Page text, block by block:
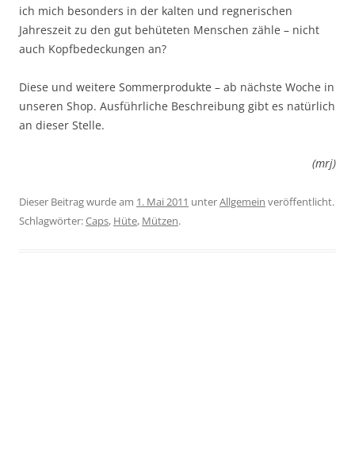
ich mich besonders in der kalten und regnerischen
Jahreszeit zu den gut behüteten Menschen zähle – nicht
auch Kopfbedeckungen an?
Diese und weitere Sommerprodukte – ab nächste Woche in
unseren Shop. Ausführliche Beschreibung gibt es natürlich
an dieser Stelle.
(mrj)
Dieser Beitrag wurde am 1. Mai 2011 unterAllgemein veröffentlicht.
Schlagwörter:Caps, Hüte, Mützen.